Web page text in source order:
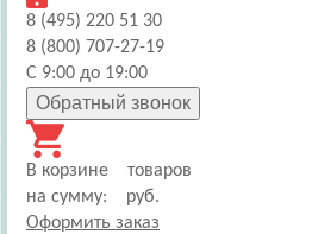
8 (495) 220 51 30
8 (800) 707-27-19
С 9:00 до 19:00
Обратный звонок
В корзине
товаров
на сумму:
руб.
Оформить заказ